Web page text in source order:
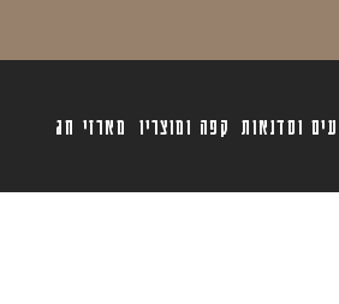
וסדנאות קפה ומוצריו מארזי חג